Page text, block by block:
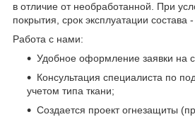
в отличие от необработанной. При
покрытия, срок эксплуатации состава
Работа с нами:
Удобное оформление заявки на
Консультация специалиста по
учетом типа ткани;
Создается проект огнезащиты